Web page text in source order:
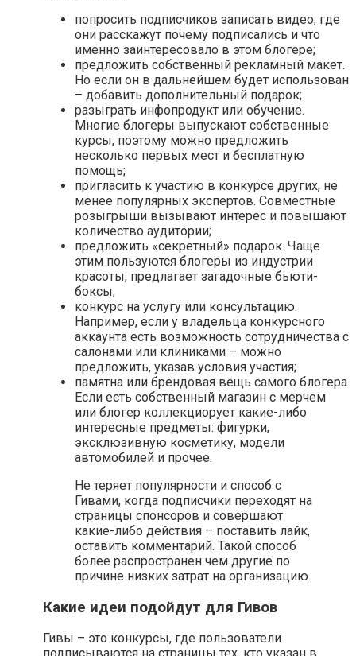
попросить подписчиков записать видео, где
они расскажут почему подписались и что
именно заинтересовало в этом блогере;
предложить собственный рекламный макет.
Но если он в дальнейшем будет использован
– добавить дополнительный подарок;
разыграть инфопродукт или обучение.
Многие блогеры выпускают собственные
курсы, поэтому можно предложить
несколько первых мест и бесплатную
помощь;
пригласить к участию в конкурсе других, не
менее популярных экспертов. Совместные
розыгрыши вызывают интерес и повышают
количество аудитории;
предложить «секретный» подарок. Чаще
этим пользуются блогеры из индустрии
красоты, предлагает загадочные бьюти-
боксы;
конкурс на услугу или консультацию.
Например, если у владельца конкурсного
аккаунта есть возможность сотрудничества с
салонами или клиниками – можно
предложить, указав условия участия;
памятна или брендовая вещь самого блогера.
Если есть собственный магазин с мерчем
или блогер коллекциорует какие-либо
интересные предметы: фигурки,
эксклюзивную косметику, модели
автомобилей и прочее.
Не теряет популярности и способ с
Гивами, когда подписчики переходят на
страницы спонсоров и совершают
какие-либо действия – поставить лайк,
оставить комментарий. Такой способ
более распространен чем другие по
причине низких затрат на организацию.
Какие идеи подойдут для Гивов
Гивы – это конкурсы, где пользователи